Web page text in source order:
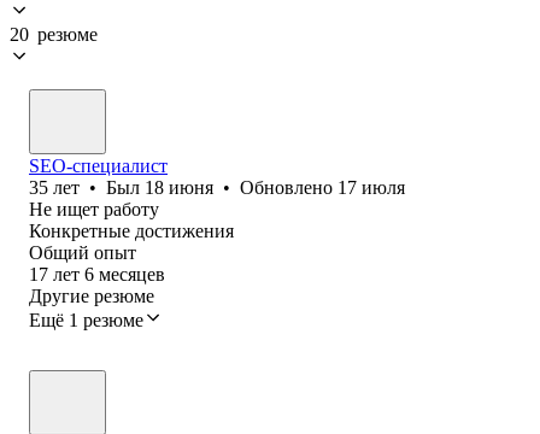
20 резюме
SEO-специалист
35 лет • Был 18 июня • Обновлено 17 июля
Не ищет работу
Конкретные достижения
Общий опыт
17 лет 6 месяцев
Другие резюме
Ещё 1 резюме